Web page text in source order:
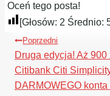
Oceń tego posta!
[Głosów: 2 Średnio:
Nawigacja
wpisu
Poprzedni
Druga edycja! Aż 900
Citibank Citi
DARMOWEGO